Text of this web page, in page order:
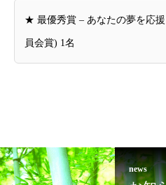
★ 最優秀賞 – あなたの夢を応
員会賞) 1名
news